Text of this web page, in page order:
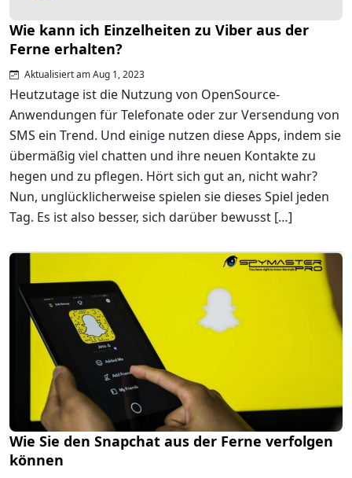
Wie kann ich Einzelheiten zu Viber aus der
Ferne erhalten?
Aktualisiert am Aug 1, 2023
Heutzutage ist die Nutzung von OpenSource-
Anwendungen für Telefonate oder zur Versendung von
SMS ein Trend. Und einige nutzen diese Apps, indem sie
übermäßig viel chatten und ihre neuen Kontakte zu
hegen und zu pflegen. Hört sich gut an, nicht wahr?
Nun, unglücklicherweise spielen sie dieses Spiel jeden
Tag. Es ist also besser, sich darüber bewusst […]
Wie Sie den Snapchat aus der Ferne verfolgen
können